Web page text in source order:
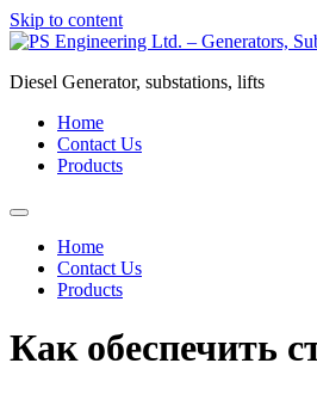
Skip to content
Diesel Generator, substations, lifts
Home
Contact Us
Products
Home
Contact Us
Products
Как обеспечить